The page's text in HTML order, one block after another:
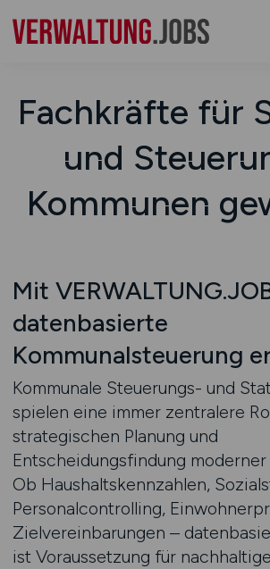
Fachkräfte für
und
Kommunen
Mit
datenbasierte
Kommunalsteuerung
Kommunale Steuerungs- und
spielen eine immer zentralere
strategischen Planung und
Entscheidungsfindung
Ob Haushaltskennzahlen,
Personalcontrolling,
Zielvereinbarungen –
ist Voraussetzung für